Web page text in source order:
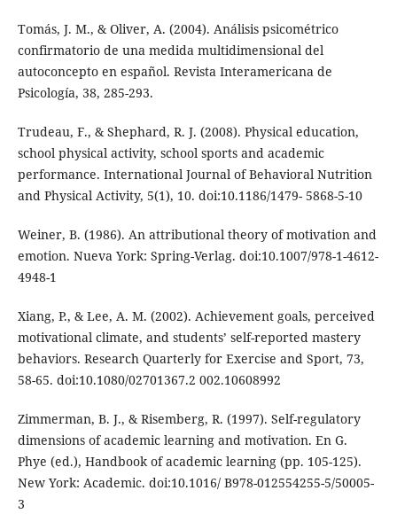
Tomás, J. M., & Oliver, A. (2004). Análisis psicométrico
confirmatorio de una medida multidimensional del
autoconcepto en español. Revista Interamericana de
Psicología, 38, 285-293.
Trudeau, F., & Shephard, R. J. (2008). Physical education,
school physical activity, school sports and academic
performance. International Journal of Behavioral Nutrition
and Physical Activity, 5(1), 10. doi:10.1186/1479- 5868-5-10
Weiner, B. (1986). An attributional theory of motivation and
emotion. Nueva York: Spring-Verlag. doi:10.1007/978-1-4612-
4948-1
Xiang, P., & Lee, A. M. (2002). Achievement goals, perceived
motivational climate, and students’ self-reported mastery
behaviors. Research Quarterly for Exercise and Sport, 73,
58-65. doi:10.1080/02701367.2 002.10608992
Zimmerman, B. J., & Risemberg, R. (1997). Self-regulatory
dimensions of academic learning and motivation. En G.
Phye (ed.), Handbook of academic learning (pp. 105-125).
New York: Academic. doi:10.1016/ B978-012554255-5/50005-
3